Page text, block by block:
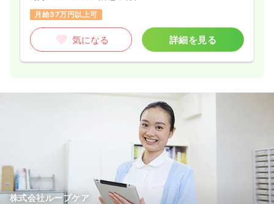
月給37万円以上可
気になる 詳細を見る
株式会社ループケア